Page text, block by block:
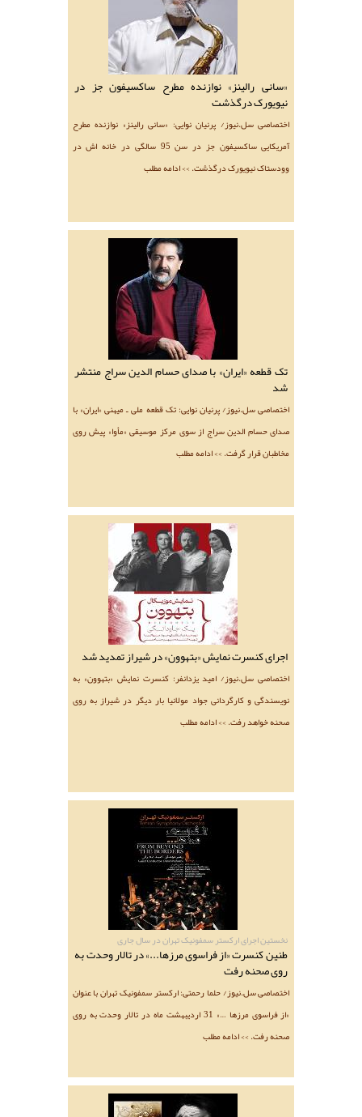
«سانی رالینز» نوازنده مطرح ساکسیفون جز در
نیویورک درگذشت
اختصاصی سل.نیوز/ پرنیان نوایی: «سانی رالینز» نوازنده مطرح
آمریکایی ساکسیفون جز در سن 95 سالگی در خانه اش در
وودستاک نیویورک درگذشت. >> ادامه مطلب
تک قطعه «ایران» با صدای حسام الدین سراج منتشر
شد
اختصاصی سل.نیوز/ پرنیان نوایی: تک قطعه ملی ـ میهنی «ایران» با
صدای حسام الدین سراج از سوی مرکز موسیقی «مأوا» پیش روی
مخاطبان قرار گرفت. >> ادامه مطلب
اجرای کنسرت نمایش «بتهوون» در شیراز تمدید شد
اختصاصی سل.نیوز/ امید یزدانفر: کنسرت نمایش «بتهوون» به
نویسندگی و کارگردانی جواد مولانیا بار دیگر در شیراز به روی
صحنه خواهد رفت. >> ادامه مطلب
نخستین اجرای ارکستر سمفونیک تهران در سال جاری
طنین کنسرت «از فراسوی مرزها...» در تالار وحدت به
روی صحنه رفت
اختصاصی سل.نیوز/ حلما رحمتی: ارکستر سمفونیک تهران با عنوان
«از فراسوی مرزها …» 31 اردیبهشت ماه در تالار وحدت به روی
صحنه رفت. >> ادامه مطلب